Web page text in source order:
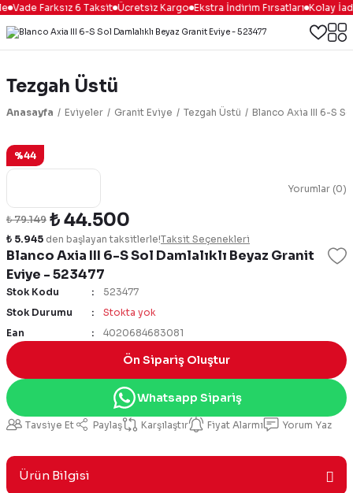
Vade Farksız 6 Taksit Ücretsiz Kargo Ekstra İndirim Fırsatları Kolay
Tezgah Üstü
Anasayfa Eviyeler Granit Eviye Tezgah Üstü Blanco Axia III 6-S
%44
Yorumlar (0)
Blanco Axia III 6-S Sol Damlalıklı Beyaz Granit
Eviye - 523477
₺ 79.149 ₺ 44.500
₺ 5.945 den başlayan taksitlerle!Taksit Seçenekleri
Stok Kodu
523477
Stok Durumu
Stokta yok
Ean
4020684683081
Ön Sipariş Oluştur
Whatsapp Sipariş
Tavsiye Et Paylaş Karşılaştır Fiyat Alarmı Yorum Yaz
Ürün Bilgisi